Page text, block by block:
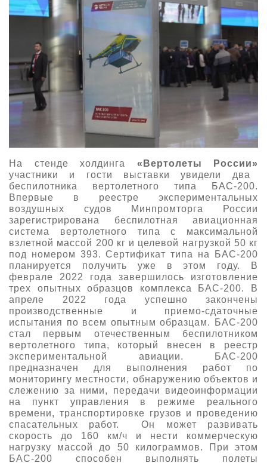
На стенде холдинга «Вертолеты России»
участники и гости выставки увидели два
беспилотника вертолетного типа БАС-200.
Впервые в реестре экспериментальных
воздушных судов Минпромторга России
зарегистрирована беспилотная авиационная
система вертолетного типа с максимальной
взлетной массой 200 кг и целевой нагрузкой 50 кг
под номером 393. Сертификат типа на БАС-200
планируется получить уже в этом году. В
феврале 2022 года завершилось изготовление
трех опытных образцов комплекса БАС-200. В
апреле 2022 года успешно закончены
производственные и приемо-сдаточные
испытания по всем опытным образцам. БАС-200
стал первым отечественным беспилотником
вертолетного типа, который внесен в реестр
экспериментальной авиации. БАС-200
предназначен для выполнения работ по
мониторингу местности, обнаружению объектов и
слежению за ними, передачи видеоинформации
на пункт управления в режиме реального
времени, транспортировке грузов и проведению
спасательных работ. Он может развивать
скорость до 160 км/ч и нести коммерческую
нагрузку массой до 50 килограммов. При этом
БАС-200 способен выполнять полеты